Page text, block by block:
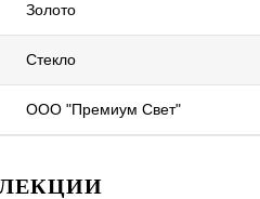
Золото
Стекло
ООО "Премиум Свет"